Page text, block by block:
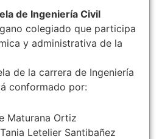
de Ingeniería Civil
colegiado que participa
y administrativa de la
de la carrera de Ingeniería
conformado por:
Maturana Ortiz
Letelier Santibañez